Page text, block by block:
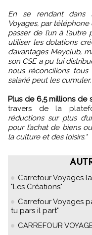
En se rendant dans
Voyages, par
passer de l’un à
utiliser les dotations
d’avantages Meyclub,
son CSE a pu lui
nous réconcilions
salarié peut les cumuler."
Plus de 6,5 millions de
travers de la
réductions sur plus
pour l’achat de biens
la culture et des loisirs."
Carrefour Voyages
"Les Créations"
Carrefour Voyages
tu pars il part"
CARREFOUR